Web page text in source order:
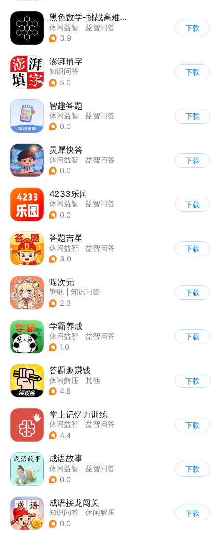
黑色数学-挑战高难度问题
休闲益智
益智问答
| 学习教育
3.9
下载
澎湃填字
知识问答
5.0
下载
智趣答题
休闲益智
益智问答
| 学习教育
0.0
下载
灵犀快答
休闲益智
益智问答
| 文化
0.0
下载
4233乐园
休闲益智
益智问答
| 成语
0.0
下载
答题吉星
休闲益智
益智问答
3.0
下载
喵次元
壁纸
知识问答
2.3
下载
学霸养成
休闲益智
益智问答
| 校园
1.0
下载
答题趣赚钱
休闲解压
其他
| 知识问答
4.6
下载
掌上记忆力训练
休闲益智
益智问答
| 学习教育
4.4
下载
成语故事
休闲益智
益智问答
| 成语
0.0
下载
成语接龙闯关
知识问答
休闲解压
0.0
下载